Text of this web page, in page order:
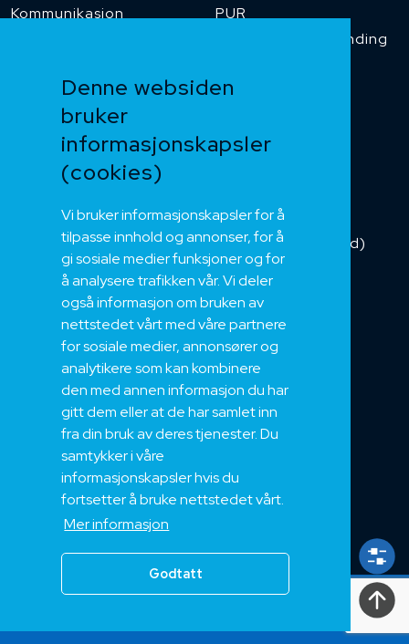
Denne websiden
bruker
informasjonskapsler
(cookies)
Vi bruker informasjonskapsler for å
tilpasse innhold og annonser, for å
gi sosiale medier funksjoner og for
å analysere trafikken vår. Vi deler
også informasjon om bruken av
nettstedet vårt med våre partnere
for sosiale medier, annonsører og
analytikere som kan kombinere
den med annen informasjon du har
gitt dem eller at de har samlet inn
fra din bruk av deres tjenester. Du
samtykker i våre
informasjonskapsler hvis du
fortsetter å bruke nettstedet vårt.
Mer informasjon
Godtatt
Kommunikasjon
PUR
Temperaturbestanding
Heis og kran
Kategorikabel
Installasjonskabel
Kombikabel (Hybrid)
DNV sertifisert
Tilbehør
Om oss
Bærekraft og Åpenhet
Jobb hos oss
Sertifiseringer
Support
Teknisk
Eksport
Salgs og Leveringsbetingelser
rettigheter2024, Nek Kabel AS 2024